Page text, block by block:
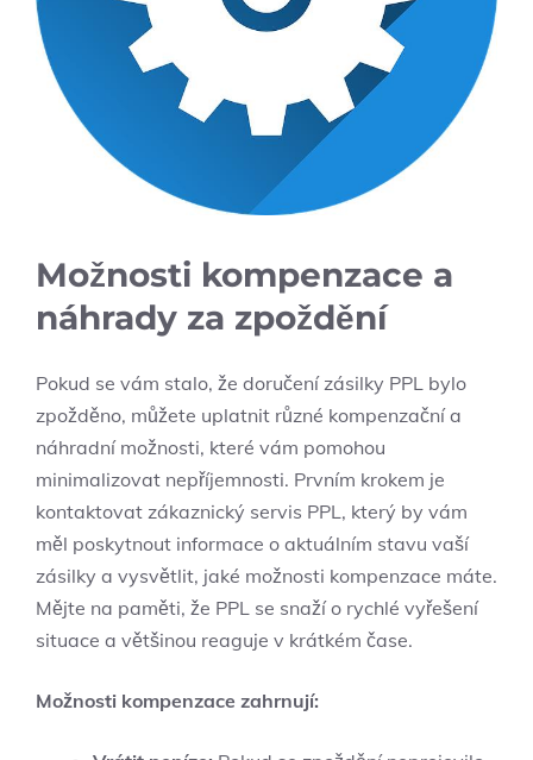
Možnosti kompenzace a
náhrady za zpoždění
Pokud se vám stalo, že doručení zásilky PPL bylo
zpožděno, můžete uplatnit různé kompenzační a
náhradní možnosti, které vám pomohou
minimalizovat nepříjemnosti. Prvním krokem je
kontaktovat zákaznický servis PPL, který by vám
měl poskytnout informace o aktuálním stavu vaší
zásilky a vysvětlit, jaké možnosti kompenzace máte.
Mějte na paměti, že PPL se snaží o rychlé vyřešení
situace a většinou reaguje v krátkém čase.
Možnosti kompenzace zahrnují: